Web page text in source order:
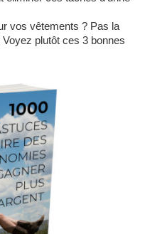
vos vêtements ? Pas la
plutôt ces 3 bonnes